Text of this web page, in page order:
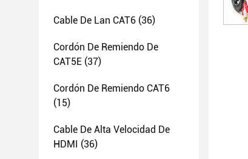
Cable De Lan CAT6 (36)
Cordón De Remiendo De
CAT5E (37)
Cordón De Remiendo CAT6
(15)
Cable De Alta Velocidad De
HDMI (36)